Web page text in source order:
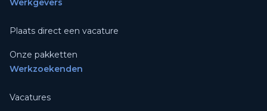
Werkgevers
Plaats direct een vacature
Onze pakketten
Werkzoekenden
Vacatures